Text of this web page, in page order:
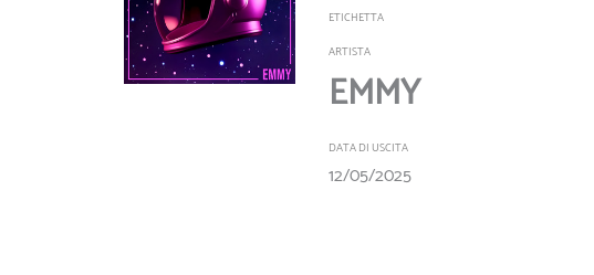
ETICHETTA
ARTISTA
EMMY
DATA DI USCITA
12/05/2025